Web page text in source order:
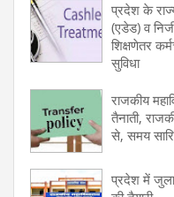
प्रदेश के
(एडेड) व
शिक्षणेतर
सुविधा
राजकीय
तैनाती,
से, समय
प्रदेश में